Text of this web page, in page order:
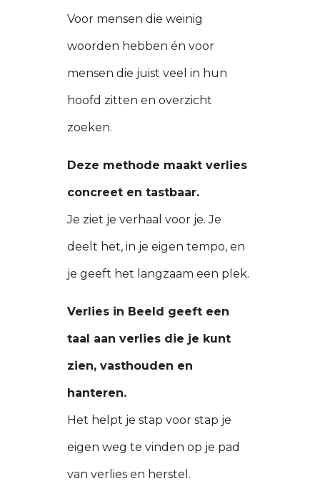
Voor mensen die weinig
woorden hebben én voor
mensen die juist veel in hun
hoofd zitten en overzicht
zoeken.
Deze methode maakt verlies
concreet en tastbaar.
Je ziet je verhaal voor je. Je
deelt het, in je eigen tempo, en
je geeft het langzaam een plek.
Verlies in Beeld geeft een
taal aan verlies die je kunt
zien, vasthouden en
hanteren.
Het helpt je stap voor stap je
eigen weg te vinden op je pad
van verlies en herstel.